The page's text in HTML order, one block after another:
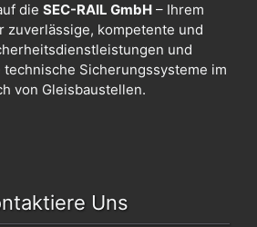
die SEC-RAIL GmbH– Ihrem
zuverlässige, kompetente und
und
Sicherungssysteme im
von Gleisbaustellen.
Uns